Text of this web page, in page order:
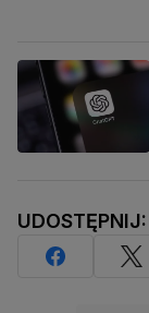
UDOSTĘPNIJ: